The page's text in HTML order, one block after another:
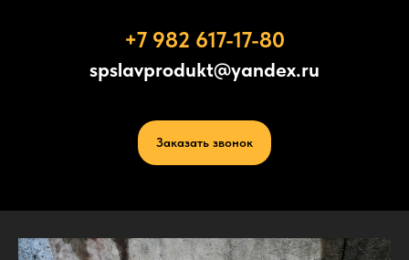
+7 982 617-17-80
spslavprodukt@yandex.ru
Заказать звонок